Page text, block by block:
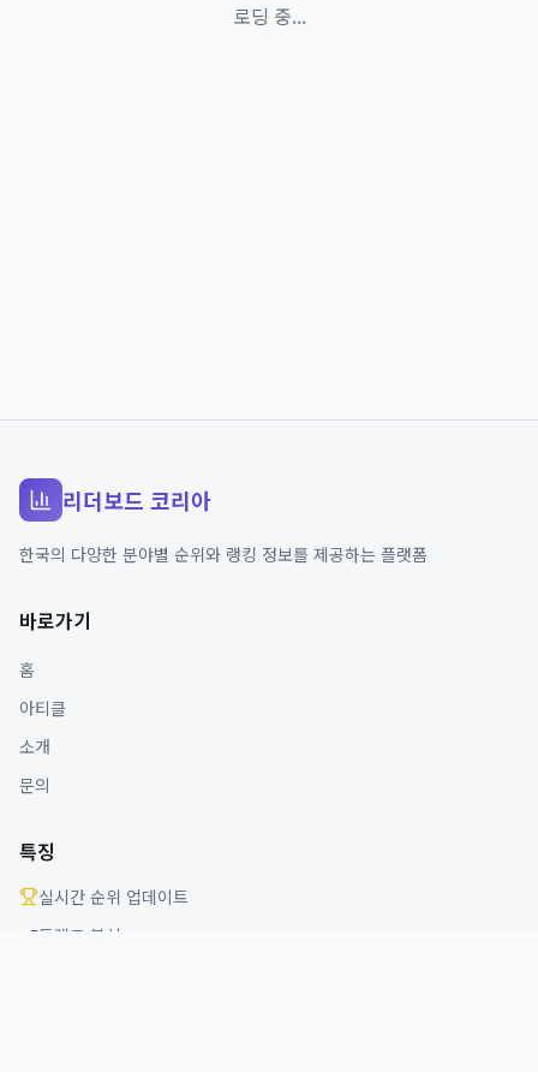
로딩 중...
리더보드 코리아
한국의 다양한 분야별 순위와 랭킹 정보를 제공하는 플랫폼
바로가기
홈
아티클
소개
문의
특징
실시간 순위 업데이트
트렌드 분석